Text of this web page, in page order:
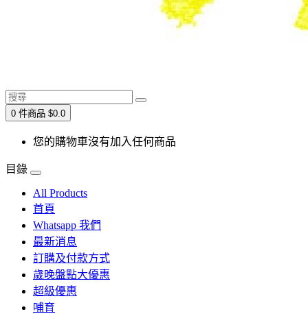
0 件商品 $0.0
您的購物車沒有加入任何商品
目錄
All Products
首頁
Whatsapp 我們
最新消息
訂購及付款方式
歲晚盤點大優惠
超級優惠
哺育